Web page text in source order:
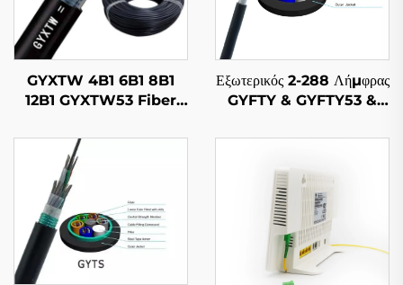
GYXTW 4B1 6B1 8B1
12B1 GYXTW53 Fiber
Εξωτερικός 2-288 Λήμφρας
GYFTY & GYFTY53 &
Καλώδιο Ιζημάτων